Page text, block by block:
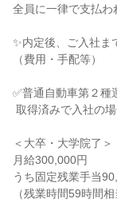
全員に一律で支払わ
✨内定後、ご入社ま
（費用・手配等）
✅普通自動車第２種
＜大卒・大学院了＞
月給300,000円
うち固定残業手当
（残業時間59時間相